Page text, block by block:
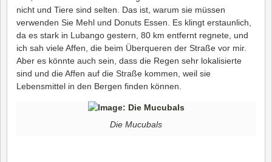
nicht und Tiere sind selten. Das ist, warum sie müssen
verwenden Sie Mehl und Donuts Essen. Es klingt erstaunlich,
da es stark in Lubango gestern, 80 km entfernt regnete, und
ich sah viele Affen, die beim Überqueren der Straße vor mir.
Aber es könnte auch sein, dass die Regen sehr lokalisierte
sind und die Affen auf die Straße kommen, weil sie
Lebensmittel in den Bergen finden können.
Die Mucubals